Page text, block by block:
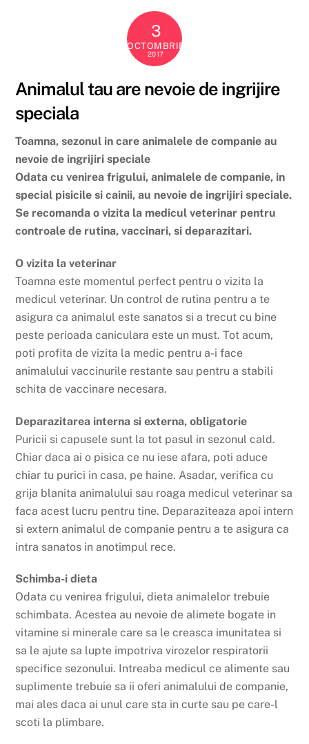
3
OCTOMBRIE
2017
Animalul tau are nevoie de ingrijire
speciala
Toamna, sezonul in care animalele de companie au
nevoie de ingrijiri speciale
Odata cu venirea frigului, animalele de companie, in
special pisicile si cainii, au nevoie de ingrijiri speciale.
Se recomanda o vizita la medicul veterinar pentru
controale de rutina, vaccinari, si deparazitari.
O vizita la veterinar
Toamna este momentul perfect pentru o vizita la
medicul veterinar. Un control de rutina pentru a te
asigura ca animalul este sanatos si a trecut cu bine
peste perioada caniculara este un must. Tot acum,
poti profita de vizita la medic pentru a-i face
animalului vaccinurile restante sau pentru a stabili
schita de vaccinare necesara.
Deparazitarea interna si externa, obligatorie
Puricii si capusele sunt la tot pasul in sezonul cald.
Chiar daca ai o pisica ce nu iese afara, poti aduce
chiar tu purici in casa, pe haine. Asadar, verifica cu
grija blanita animalului sau roaga medicul veterinar sa
faca acest lucru pentru tine. Deparaziteaza apoi intern
si extern animalul de companie pentru a te asigura ca
intra sanatos in anotimpul rece.
Schimba-i dieta
Odata cu venirea frigului, dieta animalelor trebuie
schimbata. Acestea au nevoie de alimete bogate in
vitamine si minerale care sa le creasca imunitatea si
sa le ajute sa lupte impotriva virozelor respiratorii
specifice sezonului. Intreaba medicul ce alimente sau
suplimente trebuie sa ii oferi animalului de companie,
mai ales daca ai unul care sta in curte sau pe care-l
scoti la plimbare.